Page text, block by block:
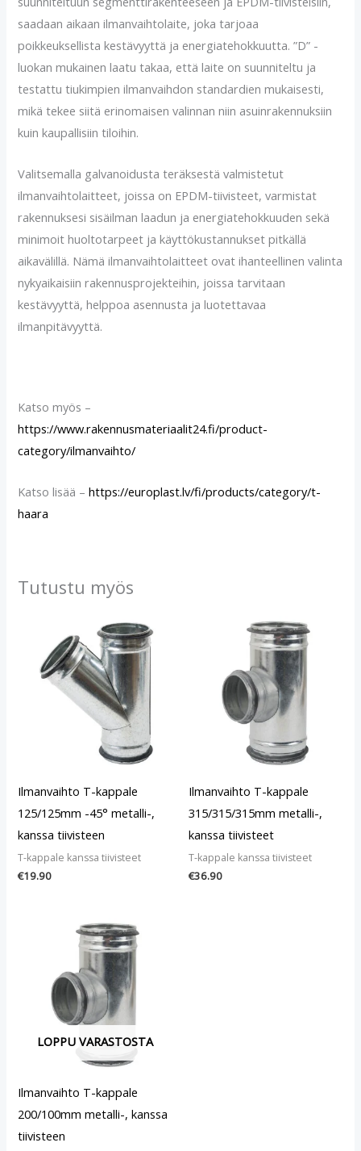
saadaan aikaan ilmanvaihtolaite, joka tarjoaa
poikkeuksellista kestävyyttä ja energiatehokkuutta. ”D” -
luokan mukainen laatu takaa, että laite on suunniteltu ja
testattu tiukimpien ilmanvaihdon standardien mukaisesti,
mikä tekee siitä erinomaisen valinnan niin asuinrakennuksiin
kuin kaupallisiin tiloihin.
Valitsemalla galvanoidusta teräksestä valmistetut
ilmanvaihtolaitteet, joissa on EPDM-tiivisteet, varmistat
rakennuksesi sisäilman laadun ja energiatehokkuuden sekä
minimoit huoltotarpeet ja käyttökustannukset pitkällä
aikavälillä. Nämä ilmanvaihtolaitteet ovat ihanteellinen valinta
nykyaikaisiin rakennusprojekteihin, joissa tarvitaan
kestävyyttä, helppoa asennusta ja luotettavaa
ilmanpitävyyttä.
Katso myös –
https://www.rakennusmateriaalit24.fi/product-
category/ilmanvaihto/
Katso lisää –https://europlast.lv/fi/products/category/t-
haara
Tutustu myös
Ilmanvaihto T-kappale
125/125mm -45° metalli-,
kanssa tiivisteen
T-kappale kanssa tiivisteet
€19.90
Ilmanvaihto T-kappale
315/315/315mm metalli-,
kanssa tiivisteet
T-kappale kanssa tiivisteet
€36.90
LOPPU VARASTOSTA
Ilmanvaihto T-kappale
200/100mm metalli-, kanssa
tiivisteen